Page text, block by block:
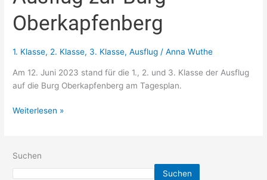
Oberkapfenberg
1. Klasse, 2. Klasse, 3. Klasse,Ausflug /Anna Wuthe
Am 12. Juni 2023 stand für die 1., 2. und 3. Klasse der Ausflug
auf die Burg Oberkapfenberg am Tagesplan.
Burg
Oberkapfenberg
Weiterlesen »
Suchen
Suchen